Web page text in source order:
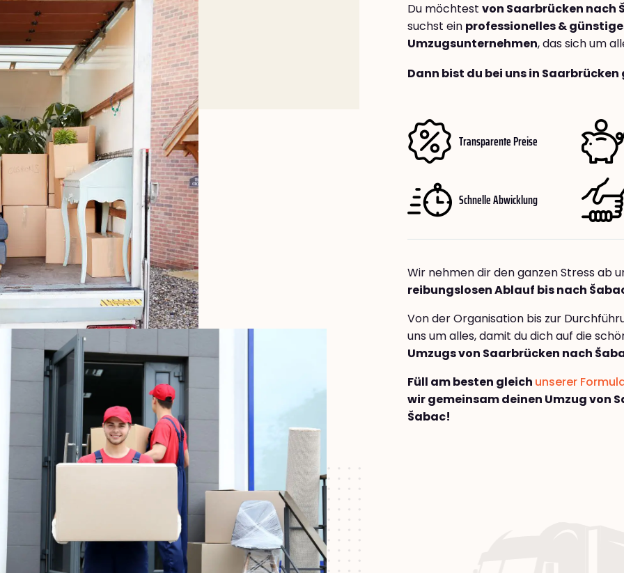
Du möchtest von Saarbrücken nach
suchst ein professionelles &
Umzugsunternehmen, das sich um
Dann bist du bei uns in
Transparente Preise
Schnelle Abwicklung
Wir nehmen dir den ganzen Stress ab
reibungslosen Ablauf bis nach
Von der Organisation bis zur
uns um alles, damit du dich auf die
Umzugs von Saarbrücken nach
Füll am besten gleich unserer
wir gemeinsam deinen Umzug von
Šabac!